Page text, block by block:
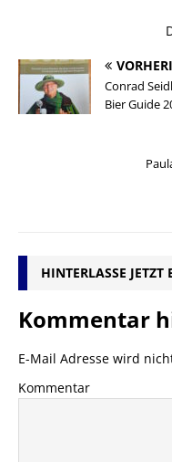
Conrad Seidl
Bier Guide
HINTERLASSE
Kommentar
E-Mail Adresse wird
Kommentar